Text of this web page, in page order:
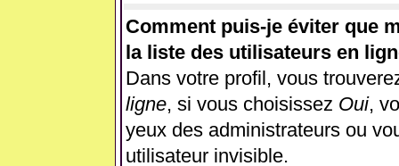
Comment puis-je éviter que
la liste des utilisateurs en
Dans votre profil, vous
ligne, si vous choisissez Oui,
yeux des administrateurs ou
utilisateur invisible.